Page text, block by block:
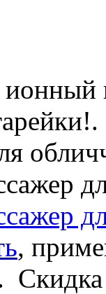
ионный
.
,